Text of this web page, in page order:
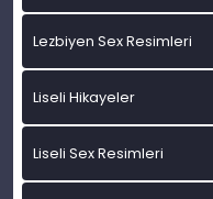
Lezbiyen Sex Resimleri
Liseli Hikayeler
Liseli Sex Resimleri